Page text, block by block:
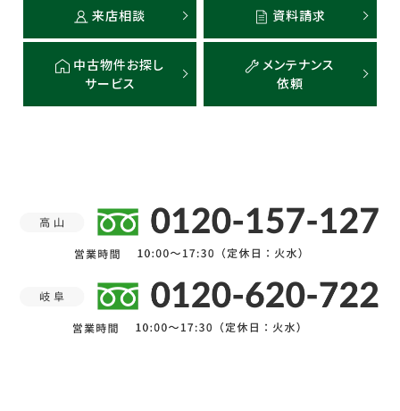
来店相談 資料請求
中古物件お探し
サービス
メンテナンス
依頼